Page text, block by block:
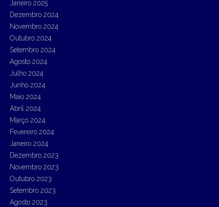
Janeiro 2025
Dezembro 2024
Novembro 2024
Outubro 2024
Setembro 2024
Agosto 2024
Julho 2024
Junho 2024
Maio 2024
Abril 2024
Março 2024
Fevereiro 2024
Janeiro 2024
Dezembro 2023
Novembro 2023
Outubro 2023
Setembro 2023
Agosto 2023